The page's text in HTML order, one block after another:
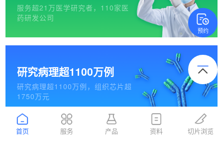
预约
服务超21万医学研究者，110家医
药研发公司
研究病理超1100万例
研究病理超1100万例，组织芯片超
1750万元
首页 服务 产品 资料 切片浏览